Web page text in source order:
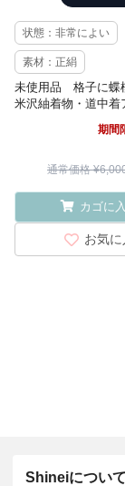
状態：非常によい
素材：正絹
未使用品 格子に蝶
米沢紬着物・道中着
期間
通常価格
カゴに
お気に
Shineiについて